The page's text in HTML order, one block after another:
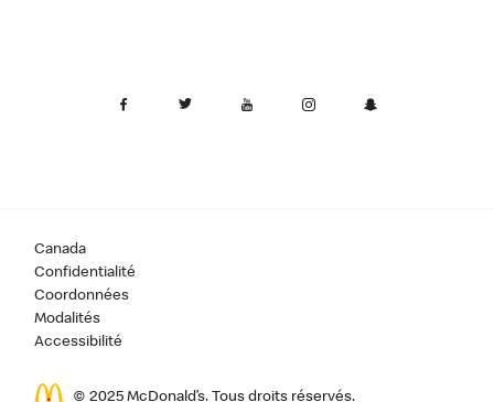
Canada
Confidentialité
Coordonnées
Modalités
Accessibilité
© 2025 McDonald’s. Tous droits réservés.